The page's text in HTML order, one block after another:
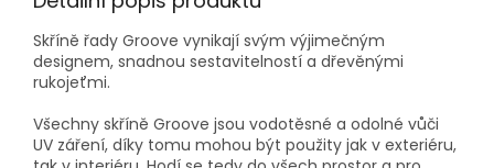
Skříně řady Groove vynikají svým výjimečným
designem, snadnou sestavitelností a dřevěnými
rukojeťmi.
Všechny skříně Groove jsou vodotěsné a odolné vůči
UV záření, díky tomu mohou být použity jak v exteriéru,